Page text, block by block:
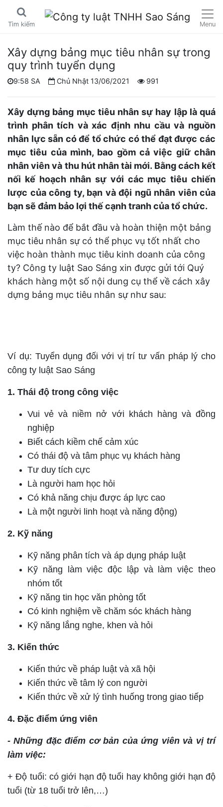
Tìm kiếm Menu
Xây dựng bảng mục tiêu nhân sự trong
quy trình tuyển dụng
9:58 SA Chủ Nhật 13/06/2021 991
Xây dựng bảng mục tiêu nhân sự hay lập là quá
trình phân tích và xác định nhu cầu và nguồn
nhân lực sẵn có để tổ chức có thể đạt được các
mục tiêu của mình, bao gồm cả việc giữ chân
nhân viên và thu hút nhân tài mới. Bằng cách kết
nối kế hoạch nhân sự với các mục tiêu chiến
lược của công ty, bạn và đội ngũ nhân viên của
bạn sẽ đảm bảo lợi thế cạnh tranh của tổ chức.
Làm thế nào để bắt đầu và hoàn thiện một bảng
mục tiêu nhân sự có thể phục vụ tốt nhất cho
việc hoàn thành mục tiêu kinh doanh của công
ty? Công ty luật Sao Sáng xin được gửi tới Quý
khách hàng một số nội dung cụ thể về cách xây
dựng bảng mục tiêu nhân sự như sau:
Ví dụ: Tuyển dụng đối với vị trí tư vấn pháp lý cho
công ty luật Sao Sáng
1. Thái độ trong công việc
Vui vẻ và niềm nở với khách hàng và đồng
nghiệp
Biết cách kiềm chế cảm xúc
Có thái độ và tâm phục vụ khách hàng
Tư duy tích cực
Là người ham học hỏi
Có khả năng chịu được áp lực cao
Là một người linh hoạt và năng động)
2. Kỹ năng
Kỹ năng phân tích và áp dụng pháp luật
Kỹ năng làm việc độc lập và làm việc theo
nhóm tốt
Kỹ năng tin học văn phòng tốt
Có kinh nghiệm về chăm sóc khách hàng
Kỹ năng lắng nghe, khen và hỏi
3. Kiến thức
Kiến thức về pháp luật và xã hội
Kiến thức về tâm lý con người
Kiến thức về xử lý tình huống trong giao tiếp
4. Đặc điểm ứng viên
- Những đặc điểm cơ bản của ứng viên và vị trí
làm việc:
+ Độ tuổi: có giới hạn độ tuổi hay không giới hạn độ
tuổi (từ 18 tuổi trở lên,…)